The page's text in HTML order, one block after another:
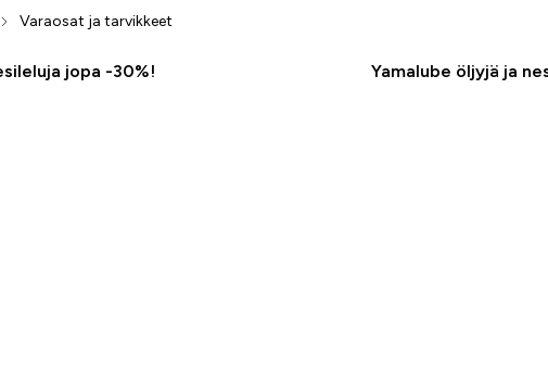
Varaosat ja tarvikkeet
jopa -30%! Yamalube öljyjä ja